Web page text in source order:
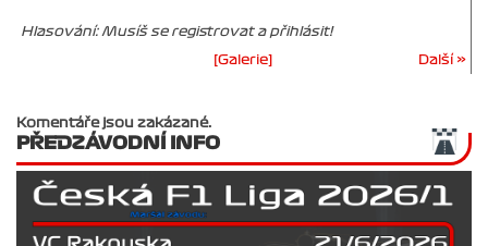
Hlasování: Musíš se registrovat a přihlásit!
[Galerie] Další »
Komentáře jsou zakázané.
PŘEDZÁVODNÍ INFO